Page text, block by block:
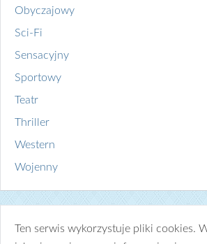
Obyczajowy
Sci-Fi
Sensacyjny
Sportowy
Teatr
Thriller
Western
Wojenny
Ten serwis wykorzystuje pliki cookies.